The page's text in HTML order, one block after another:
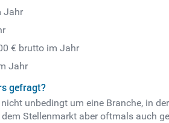
Jahr
€ brutto im Jahr
Jahr
gefragt?
unbedingt um eine Branche, in
Stellenmarkt aber oftmals auch